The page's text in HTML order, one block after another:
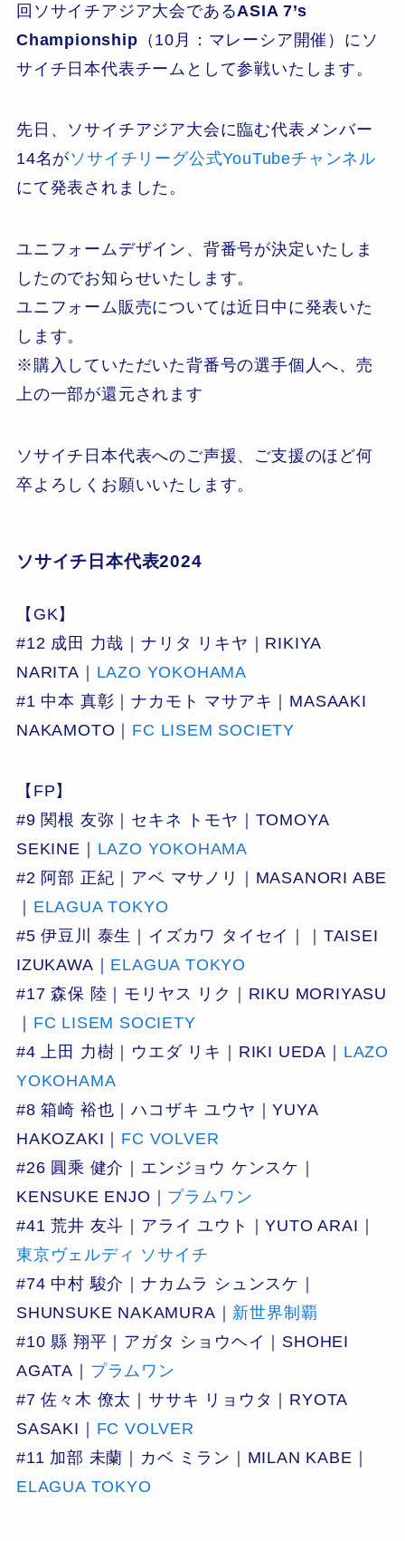
回ソサイチアジア大会であるASIA 7’s
Championship （10月：マレーシア開催） にソ
サイチ日本代表チームとして参戦いたします。
先日、ソサイチアジア大会に臨む代表メンバー
14名がソサイチリーグ公式YouTubeチャンネル
にて発表されました。
ユニフォームデザイン、背番号が決定いたしま
したのでお知らせいたします。
ユニフォーム販売については近日中に発表いた
します。
※購入していただいた背番号の選手個人へ、売
上の一部が還元されます
ソサイチ日本代表へのご声援、ご支援のほど何
卒よろしくお願いいたします。
ソサイチ日本代表2024
【GK】
#12 成田 力哉｜ナリタ リキヤ｜RIKIYA
NARITA｜ LAZO YOKOHAMA
#1 中本 真彰｜ナカモト マサアキ｜MASAAKI
NAKAMOTO｜ FC LISEM SOCIETY
【FP】
#9 関根 友弥｜セキネ トモヤ｜TOMOYA
SEKINE｜ LAZO YOKOHAMA
#2 阿部 正紀｜アベ マサノリ｜MASANORI ABE
ELAGUA TOKYO
#5 伊豆川 泰生｜イズカワ タイセイ｜｜TAISEI
IZUKAWA｜ ELAGUA TOKYO
#17 森保 陸｜モリヤス リク｜RIKU MORIYASU
FC LISEM SOCIETY
#4 上田 力樹｜ウエダ リキ｜RIKI UEDA｜ LAZO
YOKOHAMA
#8 箱崎 裕也｜ハコザキ ユウヤ｜YUYA
HAKOZAKI｜ FC VOLVER
#26 圓乘 健介｜エンジョウ ケンスケ｜
KENSUKE ENJO｜ プラムワン
#41 荒井 友斗｜アライ ユウト｜YUTO ARAI｜
東京ヴェルディ ソサイチ
#74 中村 駿介｜ナカムラ シュンスケ｜
SHUNSUKE NAKAMURA｜ 新世界制覇
#10 縣 翔平｜アガタ ショウヘイ｜SHOHEI
AGATA｜ プラムワン
#7 佐々木 僚太｜ササキ リョウタ｜RYOTA
SASAKI｜ FC VOLVER
#11 加部 未蘭｜カベ ミラン｜MILAN KABE｜
ELAGUA TOKYO